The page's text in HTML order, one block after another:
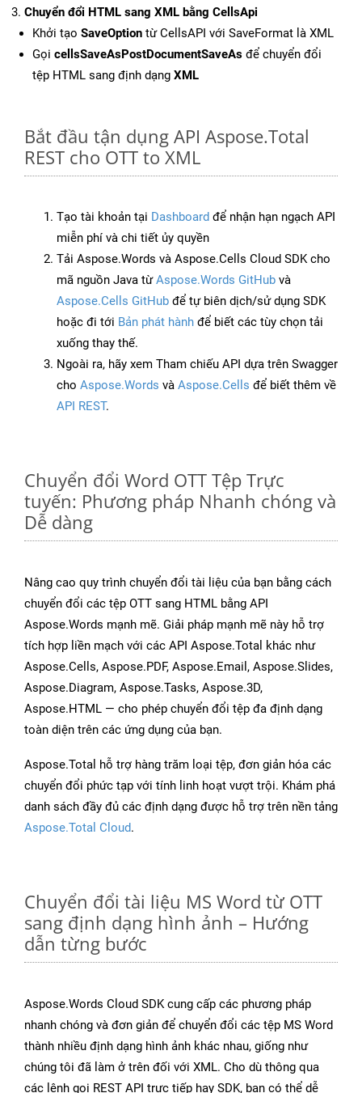
Chuyển đổi HTML sang XML bằng CellsApi
Khởi tạo SaveOption từ CellsAPI với SaveFormat là XML
Gọi cellsSaveAsPostDocumentSaveAs để chuyển đổi
tệp HTML sang định dạng XML
Bắt đầu tận dụng API Aspose.Total
REST cho OTT to XML
Tạo tài khoản tại Dashboard để nhận hạn ngạch API
miễn phí và chi tiết ủy quyền
Tải Aspose.Words và Aspose.Cells Cloud SDK cho
mã nguồn Java từAspose.Words GitHub và
Aspose.Cells GitHub để tự biên dịch/sử dụng SDK
hoặc đi tới Bản phát hành để biết các tùy chọn tải
xuống thay thế.
Ngoài ra, hãy xem Tham chiếu API dựa trên Swagger
cho Aspose.Words và Aspose.Cells để biết thêm về
API REST.
Chuyển đổi Word OTT Tệp Trực
tuyến: Phương pháp Nhanh chóng và
Dễ dàng
Nâng cao quy trình chuyển đổi tài liệu của bạn bằng cách
chuyển đổi các tệp OTT sang HTML bằng API
Aspose.Words mạnh mẽ. Giải pháp mạnh mẽ này hỗ trợ
tích hợp liền mạch với các API Aspose.Total khác như
Aspose.Cells, Aspose.PDF, Aspose.Email, Aspose.Slides,
Aspose.Diagram, Aspose.Tasks, Aspose.3D,
Aspose.HTML — cho phép chuyển đổi tệp đa định dạng
toàn diện trên các ứng dụng của bạn.
Aspose.Total hỗ trợ hàng trăm loại tệp, đơn giản hóa các
chuyển đổi phức tạp với tính linh hoạt vượt trội. Khám phá
danh sách đầy đủ các định dạng được hỗ trợ trên nền tảng
Aspose.Total Cloud.
Chuyển đổi tài liệu MS Word từ OTT
sang định dạng hình ảnh – Hướng
dẫn từng bước
Aspose.Words Cloud SDK cung cấp các phương pháp
nhanh chóng và đơn giản để chuyển đổi các tệp MS Word
thành nhiều định dạng hình ảnh khác nhau, giống như
chúng tôi đã làm ở trên đối với XML. Cho dù thông qua
các lệnh gọi REST API trực tiếp hay SDK, bạn có thể dễ